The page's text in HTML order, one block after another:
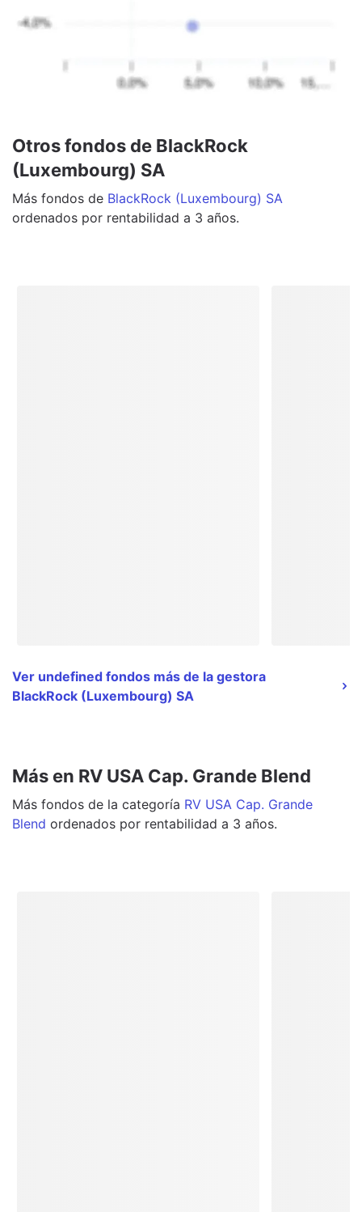
Otros fondos de BlackRock
(Luxembourg) SA
Más fondos de BlackRock (Luxembourg) SA
ordenados por rentabilidad a 3 años.
Ver undefined fondos más de la gestora
BlackRock (Luxembourg) SA
Más en RV USA Cap. Grande Blend
Más fondos de la categoría RV USA Cap. Grande
Blend ordenados por rentabilidad a 3 años.